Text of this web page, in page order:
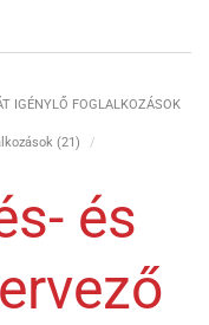
IGÉNYLŐ FOGLALKOZÁSOK
(21)
és